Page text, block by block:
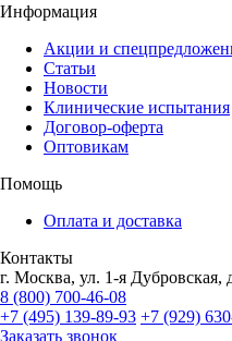
Информация
Акции и
Статьи
Новости
Клинические испытания
Договор-оферта
Оптовикам
Помощь
Оплата и доставка
Контакты
г. Москва, ул. 1-я Дубровская,
8 (800) 700-46-08
+7 (495) 139-89-93 +7 (929)
Заказать звонок